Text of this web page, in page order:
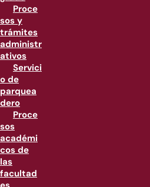
Proce
sos y
trámites
administr
ativos
Servici
o de
parquea
dero
Proce
sos
académi
cos de
las
facultad